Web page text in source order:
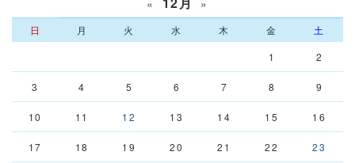
« »
日 月 火 水 木 金
土
1
2
3 4 5 6 7 8 9
10 11 12 13 14 15 16
17 18 19 20 21 22 23